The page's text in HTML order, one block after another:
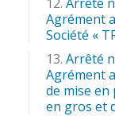
Agrément
Société «
Arrêté
Agrément
de mise en
en gros et